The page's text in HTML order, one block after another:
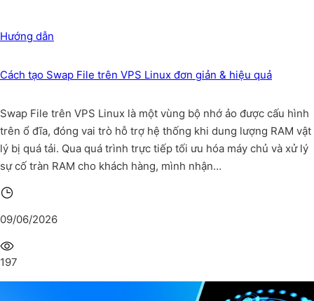
Hướng dẫn
Cách tạo Swap File trên VPS Linux đơn giản & hiệu quả
Swap File trên VPS Linux là một vùng bộ nhớ ảo được cấu hình
trên ổ đĩa, đóng vai trò hỗ trợ hệ thống khi dung lượng RAM vật
lý bị quá tải. Qua quá trình trực tiếp tối ưu hóa máy chủ và xử lý
sự cố tràn RAM cho khách hàng, mình nhận…
09/06/2026
197